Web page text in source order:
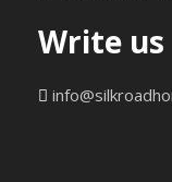
Write us